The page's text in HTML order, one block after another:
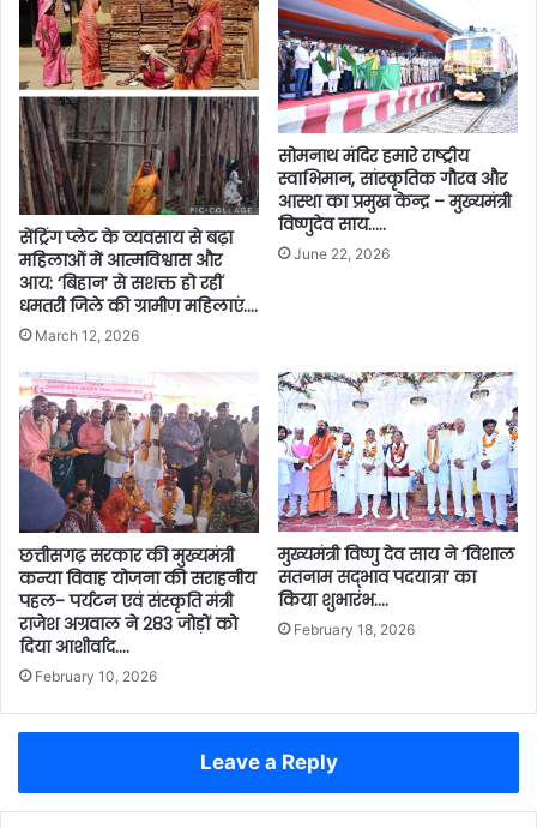
सेंट्रिंग प्लेट के व्यवसाय से बढ़ा
महिलाओं में आत्मविश्वास और
आय: ‘बिहान’ से सशक्त हो रहीं
धमतरी जिले की ग्रामीण महिलाएं….
March 12, 2026
सोमनाथ मंदिर हमारे राष्ट्रीय
स्वाभिमान, सांस्कृतिक गौरव और
आस्था का प्रमुख केन्द्र – मुख्यमंत्री
विष्णुदेव साय…..
June 22, 2026
छत्तीसगढ़ सरकार की मुख्यमंत्री
कन्या विवाह योजना की सराहनीय
पहल- पर्यटन एवं संस्कृति मंत्री
राजेश अग्रवाल ने 283 जोड़ों को
दिया आशीर्वाद….
February 10, 2026
मुख्यमंत्री विष्णु देव साय ने ‘विशाल
सतनाम सद्भाव पदयात्रा’ का
किया शुभारंभ….
February 18, 2026
Leave a Reply